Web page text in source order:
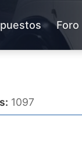
Foro
1097